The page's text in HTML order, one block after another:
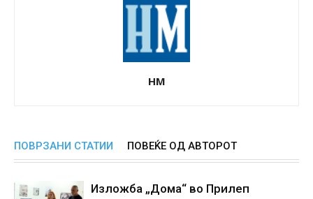
НМ
ПОВРЗАНИ СТАТИИ ПОВЕЌЕ ОД АВТОРОТ
Изложба „Дома“ во Прилеп